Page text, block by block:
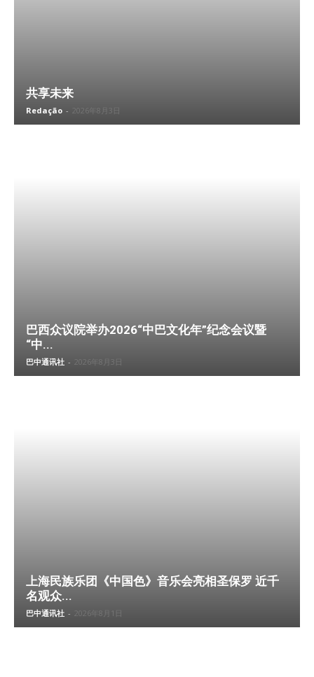
共享未来
Redação - 2026年8月3日
巴西众议院举办2026“中巴文化年”纪念会议暨
“中...
巴中通讯社 - 2026年8月3日
上海民族乐团《中国色》音乐会亮相圣保罗 近千
名观众...
巴中通讯社 - 2026年8月1日